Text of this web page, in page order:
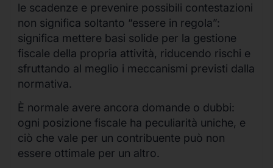
le scadenze e prevenire possibili contestazioni
non significa soltanto “essere in regola”:
significa mettere basi solide per la gestione
fiscale della propria attività, riducendo rischi e
sfruttando al meglio i meccanismi previsti dalla
normativa.
È normale avere ancora domande o dubbi:
ogni posizione fiscale ha peculiarità uniche, e
ciò che vale per un contribuente può non
essere ottimale per un altro.